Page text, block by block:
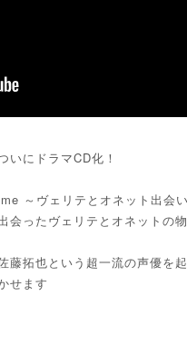
いにドラマCD化！
～ヴェリテとオネット出会
会ったヴェリテとオネットの
藤拓也という超一流の声優を
せます